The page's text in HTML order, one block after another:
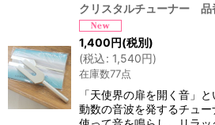
クリスタルチューナー
1,400 円(税別)
(税込: 1,540円)
在庫数77点
「天使界の扉を開く音」
動数の音波を発するチュ